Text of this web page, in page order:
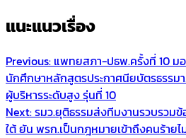
แนะแนวเรื่อง
Previous: แพทยสภา-ปธพ.ครั้งที่ 10 ม
นักศึกษาหลักสูตรประกาศนียบัตรธรรม
ผู้บริหารระดับสูง รุ่นที่ 10
Next:รมว.ยุติธรรมส่งทีมงานรวบรว
ใต้ ยัน พรก.เป็นกฎหมายเข้าถึงคนร้าย